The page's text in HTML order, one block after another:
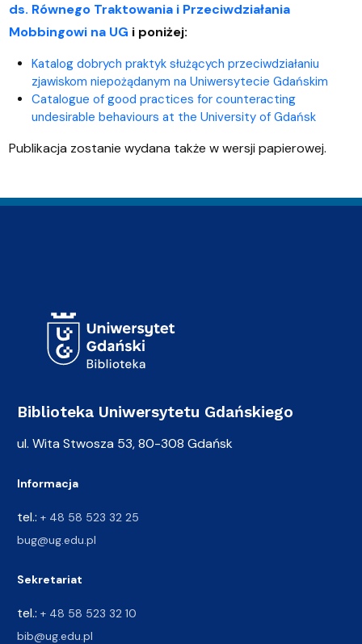
ds. Równego Traktowania i Przeciwdziałania
Mobbingowi na UG i poniżej:
Katalog dobrych praktyk służących przeciwdziałaniu
zjawiskom niepożądanym na Uniwersytecie Gdańskim
Catalogue of good practices for counteracting
undesirable behaviours at the University of Gdańsk
Publikacja zostanie wydana także w wersji papierowej.
Biblioteka Uniwersytetu Gdańskiego
ul. Wita Stwosza 53, 80-308 Gdańsk
Informacja
tel.: + 48 58 523 32 25
bug@ug.edu.pl
Sekretariat
tel.: + 48 58 523 32 10
bib@ug.edu.pl